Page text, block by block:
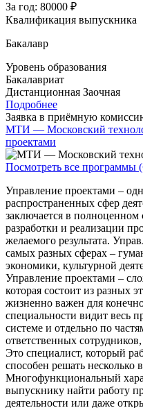
За год: 80000 ₽
Квалификация выпускника
Бакалавр
Уровень образования
Бакалавриат
Дистанционная Заочная
Подробнее
Заявка в приёмную
МТИ — Московский
проектами
Посмотреть все программы
Управление проектами –
распространенных сфер
заключается в
разработки и реализации
желаемого результата.
самых разных сферах –
экономики, культурной
Управление проектами –
которая состоит из разных
жизненно важен для
специальности видит весь
системе и отдельно по
ответственных
Это специалист, который
способен решать несколько
Многофункциональный
выпускнику найти работу
деятельности или даже